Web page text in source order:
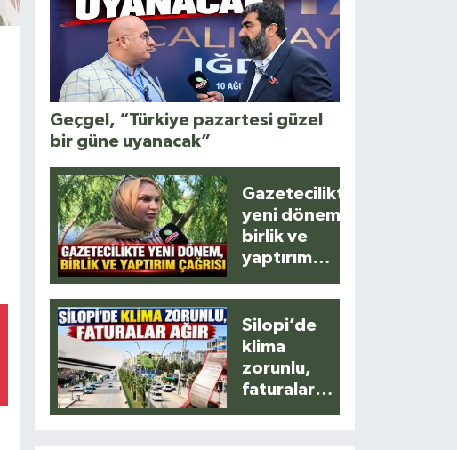
Geçgel, “Türkiye pazartesi güzel
bir güne uyanacak”
Gazetecilikte
yeni dönem,
birlik ve
yaptırım
Silopi’de
klima
zorunlu,
faturalar